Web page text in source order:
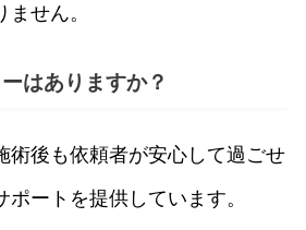
せん。
はありますか？
術後も依頼者が安心して過ごせ
ートを提供しています。